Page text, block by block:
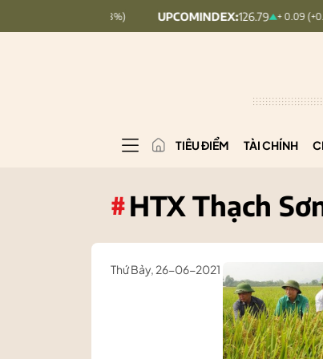
UPCOMINDEX: 126.79 + 0.09 (+0.07%)
TIÊU ĐIỂM TÀI CHÍNH
#HTX Thạch
Thứ Bảy, 26-06-2021